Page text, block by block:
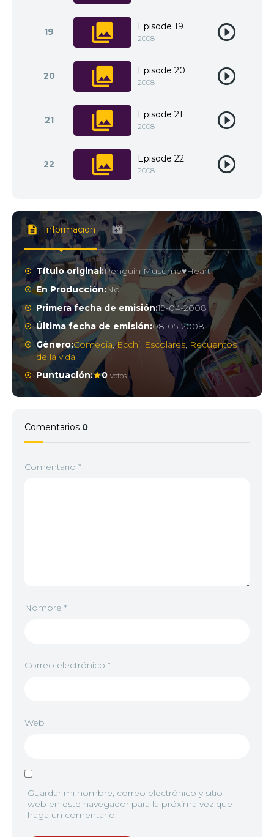
19 Episode 19
2008
20 Episode 20
2008
21 Episode 21
2008
22 Episode 22
2008
Información
Título original:Penguin Musume♥Heart
En Producción:No
Primera fecha de emisión:19-04-2008
Última fecha de emisión:08-05-2008
Género:Comedia,Ecchi, Escolares, Recuentos
de la vida
Puntuación:
0 votos
Comentarios 0
Comentario *
Nombre *
Correo electrónico *
Web
Guardar mi nombre, correo electrónico y sitio
web en este navegador para la próxima vez que
haga un comentario.